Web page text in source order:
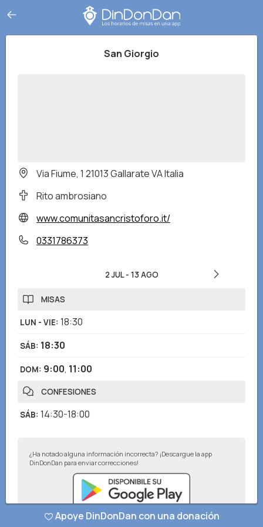
San Giorgio
Via Fiume, 1 21013 Gallarate VA Italia
Rito ambrosiano
www.comunitasancristoforo.it/
0331786373
2 JUL- 13 AGO
MISAS
LUN - VIE: 18:30
SÁB: 18:30
DOM: 9:00, 11:00
CONFESIONES
SÁB: 14:30-18:00
¿Ha notado alguna información incorrecta? ¡Descargue la app
DinDonDan para enviar correcciones!
Apoye DinDonDan con una donación